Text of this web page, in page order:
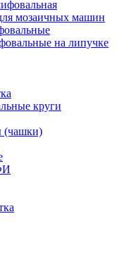
мозаичных машин
на липучке
круги
(чашки)